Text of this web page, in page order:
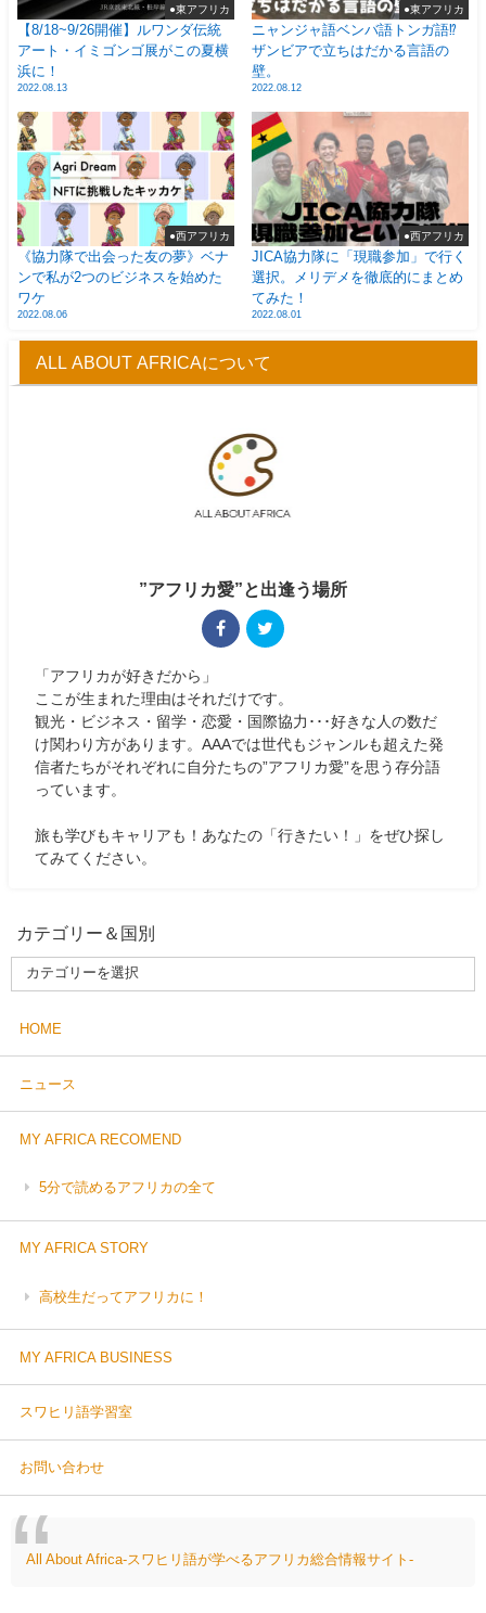
●東アフリカ
【8/18~9/26開催】ルワンダ伝統
アート・イミゴンゴ展がこの夏横
浜に！
2022.08.13
●東アフリカ
ニャンジャ語ベンバ語トンガ語⁉
ザンビアで立ちはだかる言語の
壁。
2022.08.12
●西アフリカ
《協力隊で出会った友の夢》ベナ
ンで私が2つのビジネスを始めた
ワケ
2022.08.06
●西アフリカ
JICA協力隊に「現職参加」で行く
選択。メリデメを徹底的にまとめ
てみた！
2022.08.01
ALL ABOUT AFRICAについて
”アフリカ愛”と出逢う場所
「アフリカが好きだから」
ここが生まれた理由はそれだけです。
観光・ビジネス・留学・恋愛・国際協力･･･好きな人の数だ
け関わり方があります。AAAでは世代もジャンルも超えた発
信者たちがそれぞれに自分たちの”アフリカ愛”を思う存分語
っています。
旅も学びもキャリアも！あなたの「行きたい！」をぜひ探し
てみてください。
カテゴリー＆国別
HOME
ニュース
MY AFRICA RECOMEND
5分で読めるアフリカの全て
MY AFRICA STORY
高校生だってアフリカに！
MY AFRICA BUSINESS
スワヒリ語学習室
お問い合わせ
All About Africa-スワヒリ語が学べるアフリカ総合情報サイト-